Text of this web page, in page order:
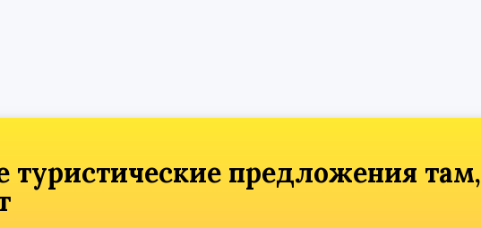
туристические предложения там,